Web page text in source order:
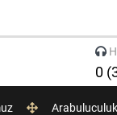
0
Arabuluculuk